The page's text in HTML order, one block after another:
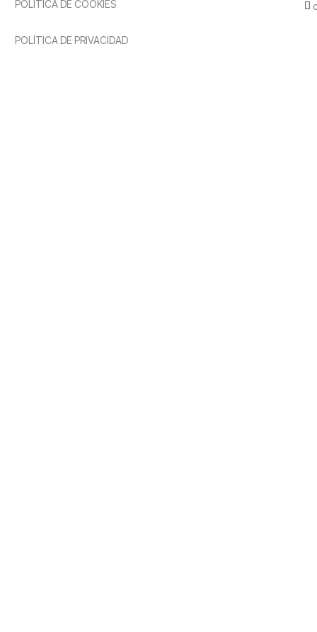
POLÍTICA DE COOKIES
POLÍTICA DE PRIVACIDAD